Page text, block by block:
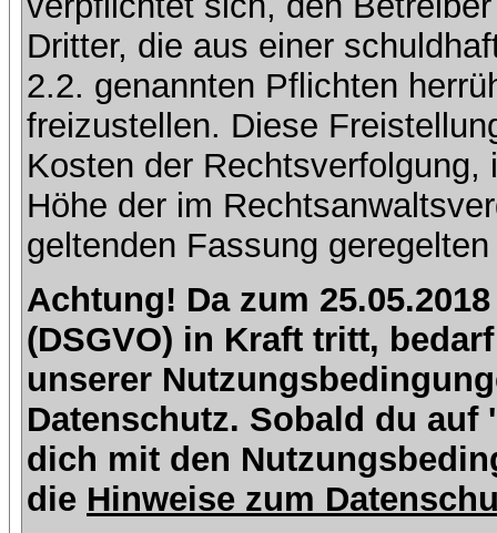
Dritter, die aus einer
2.2. genannten Pflichten
freizustellen. Diese
Kosten der
Höhe der im
geltenden Fassung
Achtung! Da zum
(DSGVO) in Kraft tritt,
unserer
Datenschutz. Sobald du
dich mit den
die Hinweise zum